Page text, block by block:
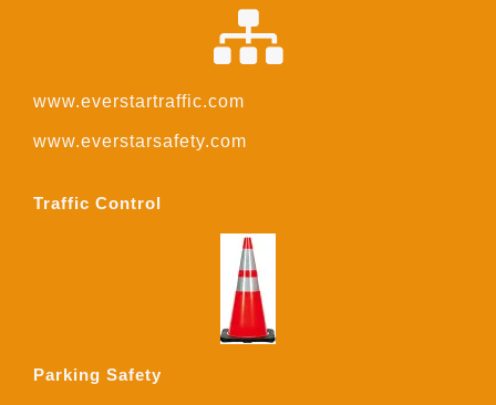
www.everstartraffic.com
www.everstarsafety.com
Traffic Control
Parking Safety